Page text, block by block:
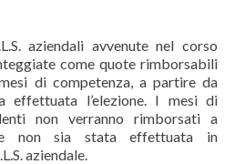
aziendali avvenute nel corso
come quote rimborsabili
di competenza, a partire da
l’elezione. I mesi di
non verranno rimborsati a
non sia stata effettuata in
aziendale.